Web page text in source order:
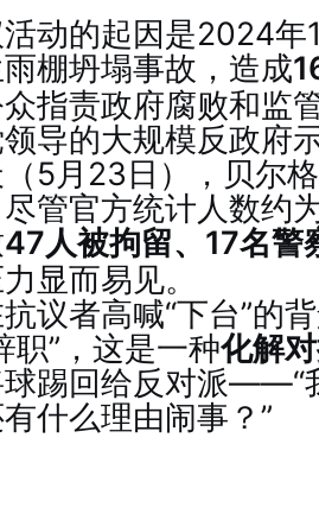
活动的起因是2024年
棚坍塌事故，造成
众指责政府腐败和监
导的大规模反政府
5月23日），贝尔
管官方统计人数约
47人被拘留、17名警
显而易见。
抗议者高喊“下台”的
职”，这是一种化解
球踢回给反对派——“
什么理由闹事？”